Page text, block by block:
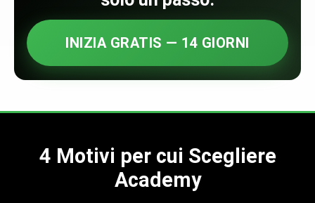
INIZIA GRATIS — 14 GIORNI
4 Motivi per cui Scegliere
Academy